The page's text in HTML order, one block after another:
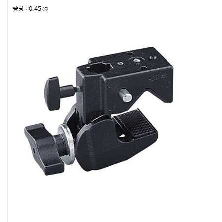
- 중량 : 0.45kg